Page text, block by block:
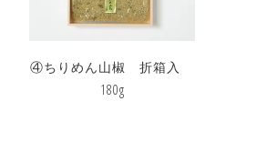
④ちりめん山椒 折箱入
180g